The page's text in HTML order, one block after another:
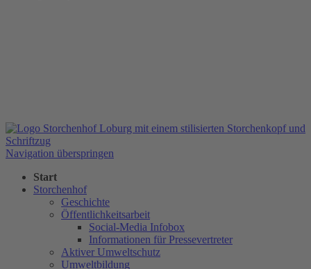
Navigation überspringen
Start
Storchenhof
Geschichte
Öffentlichkeitsarbeit
Social-Media Infobox
Informationen für Pressevertreter
Aktiver Umweltschutz
Umweltbildung